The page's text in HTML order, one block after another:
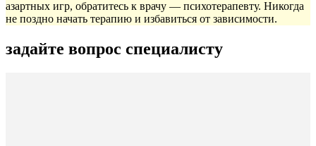
азартных игр, обратитесь к врачу — психотерапевту. Никогда
не поздно начать терапию и избавиться от зависимости.
задайте вопрос специалисту